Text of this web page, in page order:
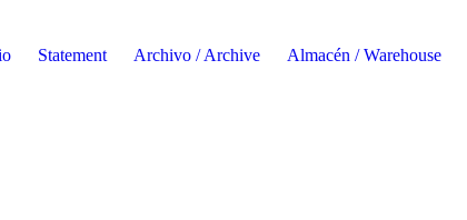
Statement Archivo / Archive Almacén / Warehouse